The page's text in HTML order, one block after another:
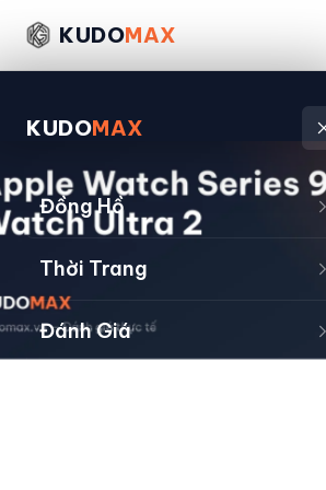
KUDOMAX
KUDOMAX
Đồng Hồ
Thời Trang
Đánh Giá